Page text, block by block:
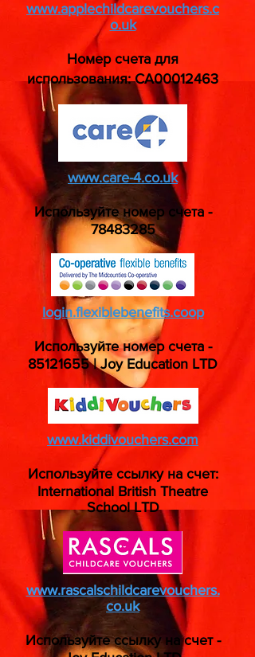
www.applechildcarevouchers.c
o.uk
Номер счета для
использования: CA00012463
www.care-4.co.uk
Используйте номер счета -
78483285
login.flexiblebenefits.coop
Используйте номер счета -
85121655| Joy Education LTD
www.kiddivouchers.com
Используйте ссылку на счет:
International British Theatre
School LTD
www.rascalschildcarevouchers.
co.uk
Используйте ссылку на счет -